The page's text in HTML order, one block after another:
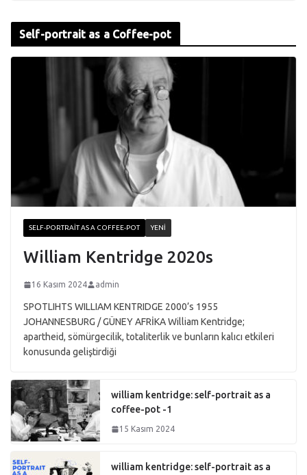
Self-portrait as a Coffee-pot
SELF-PORTRAIT AS A COFFEE-POT YENI
William Kentridge 2020s
16 Kasım 2024 admin
SPOTLIHTS WILLIAM KENTRIDGE 2000’s 1955
JOHANNESBURG / GÜNEY AFRİKA William Kentridge;
apartheid, sömürgecilik, totaliterlik ve bunların kalıcı etkileri
konusunda geliştirdiği
william kentridge: self-portrait as a
coffee-pot -1
15 Kasım 2024
william kentridge: self-portrait as a